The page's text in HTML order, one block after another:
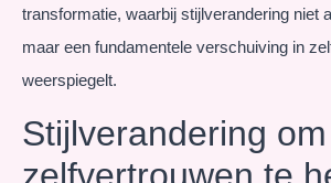
transformatie, waarbij stijlverandering niet
maar een fundamentele verschuiving in
weerspiegelt.
Stijlverandering om